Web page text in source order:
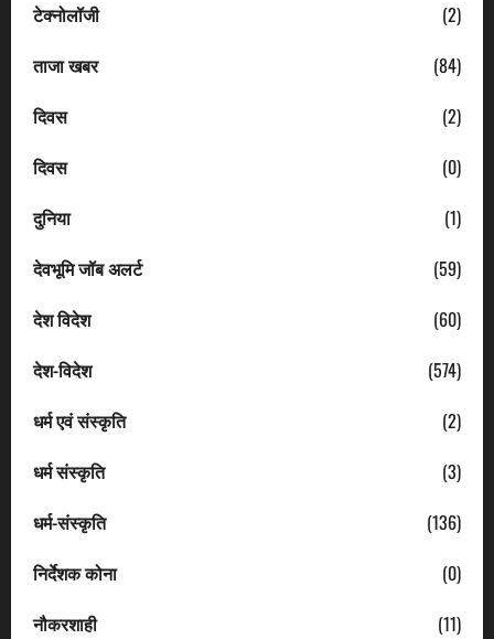
टेक्नोलॉजी
(2)
ताजा खबर
(84)
दिवस
(2)
दिवस
(0)
दुनिया
(1)
देवभूमि जॉब अलर्ट
(59)
देश विदेश
(60)
देश-विदेश
(574)
धर्म एवं संस्कृति
(2)
धर्म संस्कृति
(3)
धर्म-संस्कृति
(136)
निर्देशक कोना
(0)
नौकरशाही
(11)